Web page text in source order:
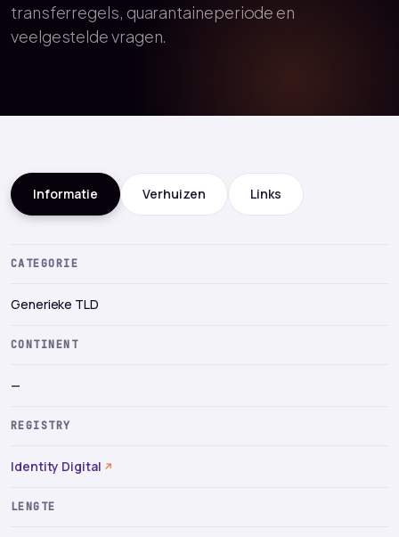
transferregels, quarantaineperiode en
veelgestelde vragen.
Informatie Verhuizen Links
CATEGORIE
Generieke TLD
CONTINENT
—
REGISTRY
Identity Digital
LENGTE